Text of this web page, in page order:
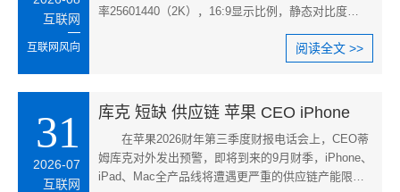
互联网
互联网风向
率25601440（2K），16:9显示比例，静态对比度
阅读全文 >>
31
2026-07
互联网
库克 短缺 供应链 苹果 CEO iPhone
在苹果2026财年第三季度财报电话会上，CEO蒂
姆库克对外发出预警，即将到来的9月财季，iPhone、
iPad、Mac全产品线将遭遇更严重的供应链产能限